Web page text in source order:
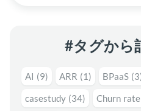
#タグから
AI (9) ARR (1) BPaaS
casestudy (34) Churn rate